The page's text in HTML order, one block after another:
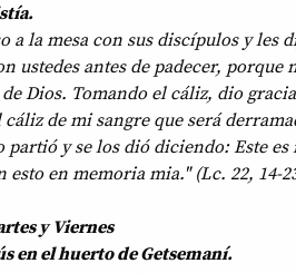
a la mesa con sus discípulos y les
ustedes antes de padecer, porque
Dios. Tomando el cáliz, dio
de mi sangre que será
y se los dió diciendo: Este es
esto en memoria mia." (Lc. 22, 14-
y Viernes
en el huerto de Getsemaní.